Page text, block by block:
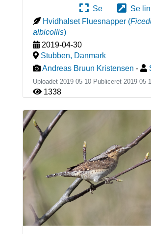
Se
Se
Hvidhalset Fluesnapper (
albicollis)
2019-04-30
Stubben, Danmark
Andreas Bruun Kristensen -
Uploadet 2019-05-10 Publiceret 2019-05-
1338